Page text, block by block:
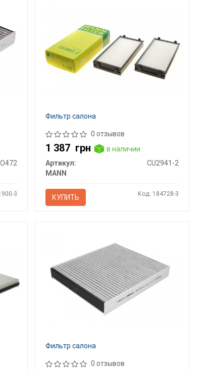
3
Фильтр салона
0 отзывов
1 387 грн
в наличии
Артикул:
CU2941-2
MANN
КУПИТЬ Код: 184728-3
Фильтр салона
0 отзывов